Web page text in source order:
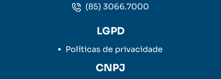
(85) 3066.7000
LGPD
Políticas de privacidade
CNPJ